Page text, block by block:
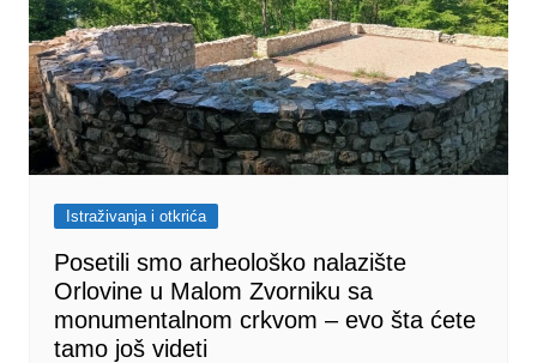
Istraživanja i otkrića
Posetili smo arheološko nalazište
Orlovine u Malom Zvorniku sa
monumentalnom crkvom – evo šta ćete
tamo još videti